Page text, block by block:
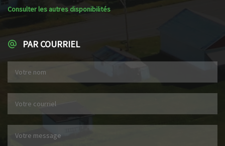
Consulter les autres disponibilités
PAR COURRIEL